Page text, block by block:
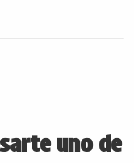
uno de